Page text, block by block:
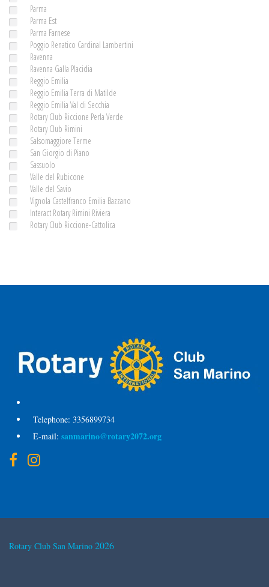
Parma
Parma Est
Parma Farnese
Poggio Renatico Cardinal Lambertini
Ravenna
Ravenna Galla Placidia
Reggio Emilia
Reggio Emilia Terra di Matilde
Reggio Emilia Val di Secchia
Rotary Club Riccione Perla Verde
Rotary Club Rimini
Salsomaggiore Terme
San Giorgio di Piano
Sassuolo
Valle del Rubicone
Valle del Savio
Vignola Castelfranco Emilia Bazzano
Interact Rotary Rimini Riviera
Rotary Club Riccione-Cattolica
Telephone: 3356899734
E-mail: sanmarino@rotary2072.org
Rotary Club San Marino 2026